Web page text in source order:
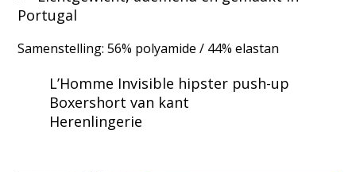
Portugal
Samenstelling: 56% polyamide / 44% elastan
L’Homme Invisible hipster push-up
Boxershort van kant
Herenlingerie